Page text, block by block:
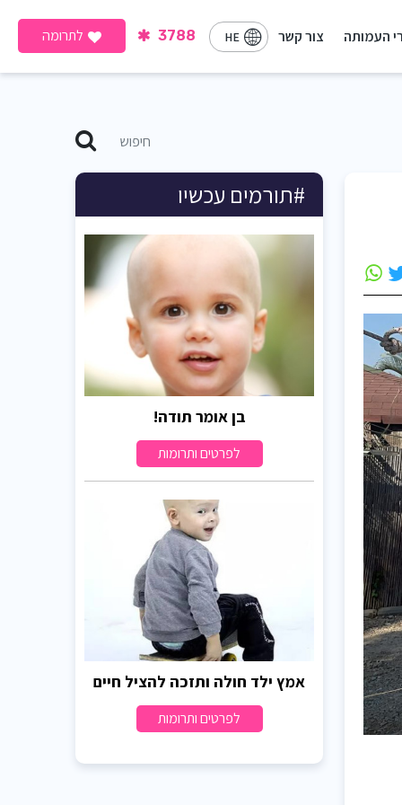
העמותה צור קשר HE
3788 לתרומה
#תורמים עכשיו
בן אומר תודה!
לפרטים ותרומות
אמץ ילד חולה ותזכה להציל חיים
לפרטים ותרומות